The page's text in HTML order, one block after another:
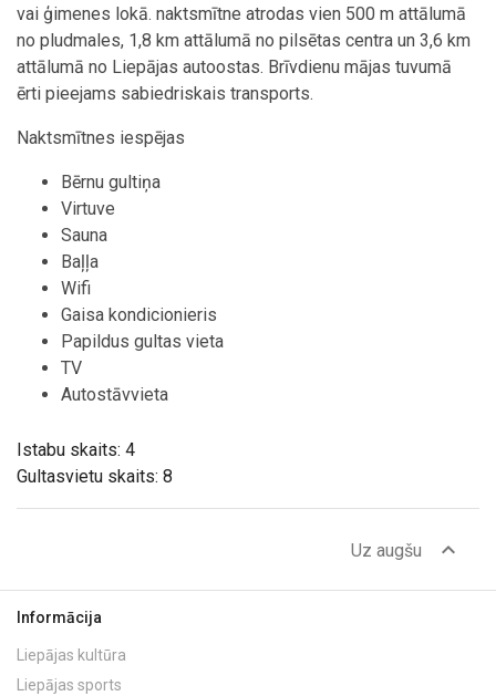
Istabu skaits: 4
Gultasvietu skaits: 8
vai ģimenes lokā. naktsmītne atrodas vien 500 m attālumā
no pludmales, 1,8 km attālumā no pilsētas centra un 3,6 km
attālumā no Liepājas autoostas. Brīvdienu mājas tuvumā
ērti pieejams sabiedriskais transports.
Naktsmītnes iespējas
Bērnu gultiņa
Virtuve
Sauna
Baļļa
Wifi
Gaisa kondicionieris
Papildus gultas vieta
TV
Autostāvvieta
Uz augšu expand_less
Informācija
Liepājas kultūra
Liepājas sports